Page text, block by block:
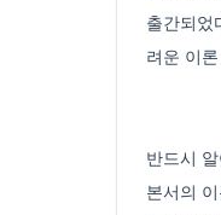
출간되었
려운 이
반드시
본서의